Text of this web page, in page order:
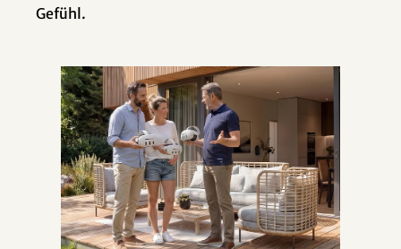
Gefühl.